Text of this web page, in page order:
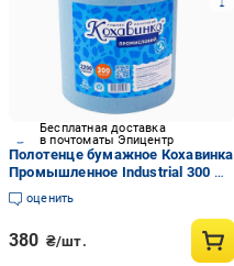
Бесплатная доставка
в почтоматы Эпицентр
Полотенце бумажное Кохавинка
Промышленное Industrial 300 м
(847524)
оценить
380 ₴/шт.